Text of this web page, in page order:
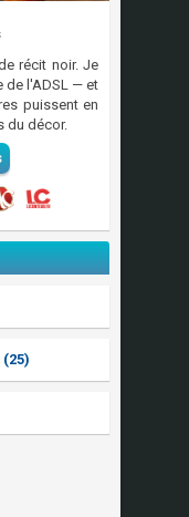
récit noir. Je
de l'ADSL — et
puissent en
du décor.